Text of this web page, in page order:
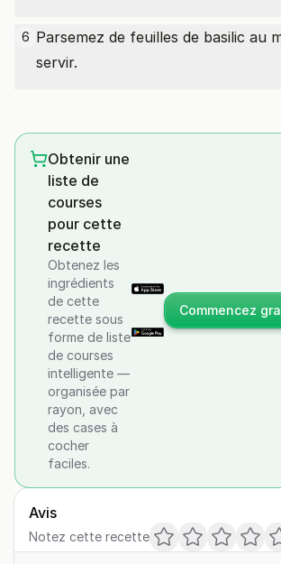
6 Parsemez de feuilles de basilic au
servir.
Obtenir une
liste de
courses
pour cette
recette
Obtenez les
ingrédients
de cette
recette sous
forme de liste
de courses
intelligente —
organisée par
rayon, avec
des cases à
cocher
faciles.
Commencez
Avis
Notez cette recette